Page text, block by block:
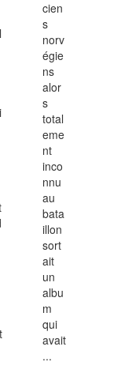
cien
s
norv
égie
ns
alor
s
total
eme
nt
inco
nnu
au
bata
illon
sort
ait
un
albu
m
qui
avait
...